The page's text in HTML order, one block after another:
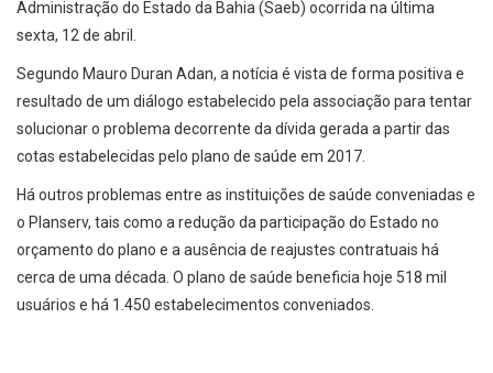
Administração do Estado da Bahia (Saeb) ocorrida na última
sexta, 12 de abril.
Segundo Mauro Duran Adan, a notícia é vista de forma positiva e
resultado de um diálogo estabelecido pela associação para tentar
solucionar o problema decorrente da dívida gerada a partir das
cotas estabelecidas pelo plano de saúde em 2017.
Há outros problemas entre as instituições de saúde conveniadas e
o Planserv, tais como a redução da participação do Estado no
orçamento do plano e a ausência de reajustes contratuais há
cerca de uma década. O plano de saúde beneficia hoje 518 mil
usuários e há 1.450 estabelecimentos conveniados.